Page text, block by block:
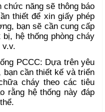
năng sẽ thông báo
thiết để xin giấy phép
bạn sẽ cần cung cấp
hệ thống phòng cháy
v.v.
PCCC: Dựa trên yêu
cần thiết kế và triển
cháy theo các tiêu
rằng hệ thống này đáp